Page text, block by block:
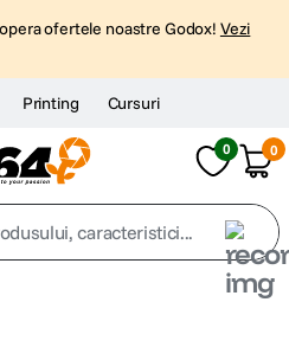
ofertele noastre Godox! Vezi
Printing Cursuri
0 0
caracteristici...